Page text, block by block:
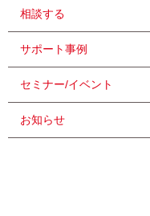
相談する
サポート事例
セミナー/イベント
お知らせ